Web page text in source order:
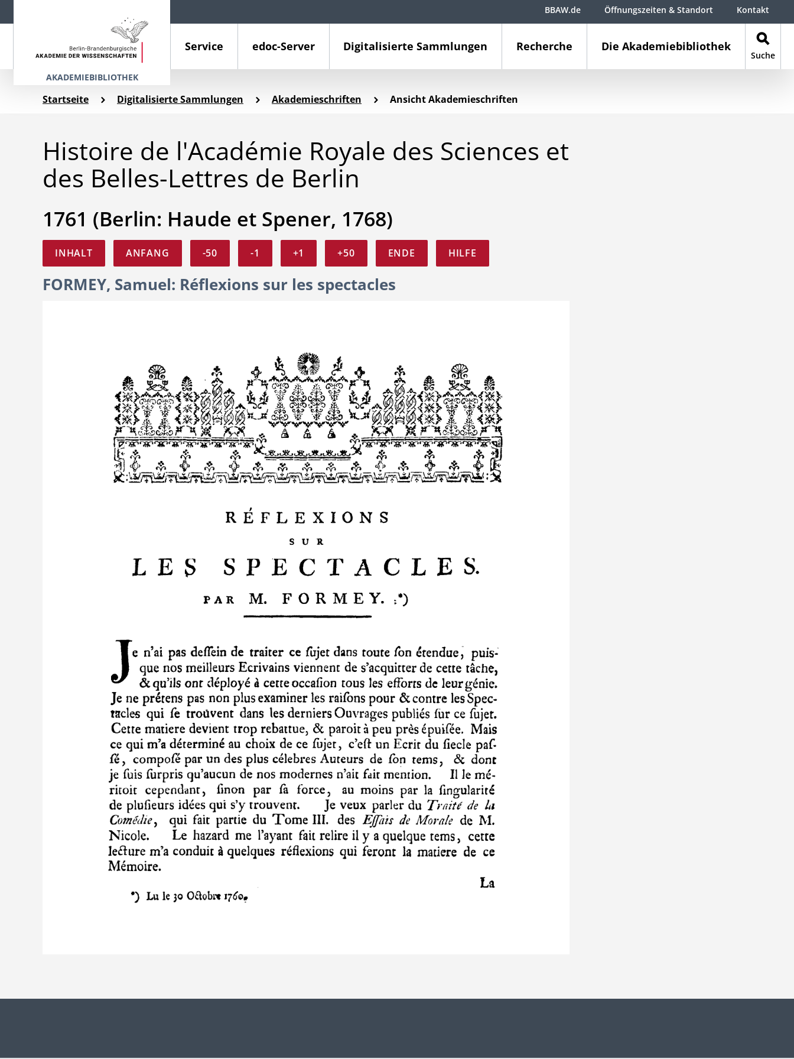
AKADEMIEBIBLIOTHEK
Service edoc-Server Digitalisierte Sammlungen Recherche Die Akademiebibliothek
Suche
BBAW.de Öffnungszeiten & Standort Kontakt
Startseite Digitalisierte Sammlungen Akademieschriften Ansicht Akademieschriften
Histoire de l'Académie Royale des Sciences et
des Belles-Lettres de Berlin
1761 (Berlin: Haude et Spener, 1768)
INHALT ANFANG -50 -1 +1 +50 ENDE HILFE
FORMEY, Samuel: Réflexions sur les spectacles